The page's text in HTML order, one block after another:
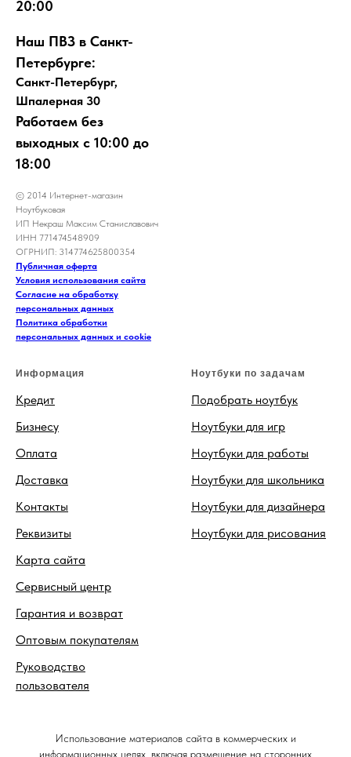
20:00
Наш ПВЗ в Санкт-
Петербурге:
Санкт-Петербург,
Шпалерная 30
Работаем без
выходных с 10:00 до
18:00
© 2014 Интернет-магазин
Ноутбуковая
ИП Некраш Максим Станиславович
ИНН 771474548909
ОГРНИП: 314774625800354
Публичная оферта
Условия использования сайта
Согласие на обработку
персональных данных
Политика обработки
персональных данных и cookie
Информация
Кредит
Бизнесу
Оплата
Доставка
Контакты
Реквизиты
Карта сайта
Сервисный центр
Гарантия и возврат
Оптовым покупателям
Руководство
пользователя
Ноутбуки по задачам
Подобрать ноутбук
Ноутбуки для игр
Ноутбуки для работы
Ноутбуки для школьника
Ноутбуки для дизайнера
Ноутбуки для рисования
Использование материалов сайта в коммерческих и
информационных целях, включая размещение на сторонних